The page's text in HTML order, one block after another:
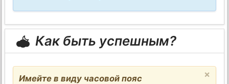
Как быть успешным?
×
Имейте в виду часовой пояс